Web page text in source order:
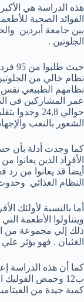
هذه الدراسة هي
الفوائد الصحية
بين جامعة أبردين
الجلوتين .
نظام خالي من
نظامهم الطبيعي نفس
حوالي 24,8
الشعور بالتعب
كما وجدت أدلة بأن
الأفراد الذين
أيضاً قد يعانوا من
النظام الغذائي
أما بالنسبة لأولئك
ويتناولوا الأطعمة
ذلك إلي مجموعة من
الغثيان . فهو يؤثر علي
كما أن هذه الدراسة
ب12 وحمض
كمية جيدة من